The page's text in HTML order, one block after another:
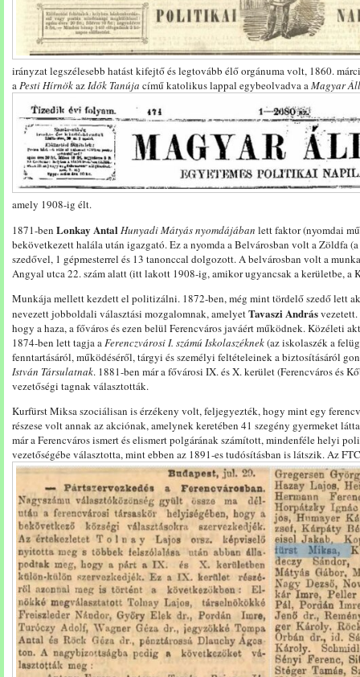
irányzat legszélesebb hatást kifejtő és legtovább élő orgánuma volt, 1860.
aPesti HírnökazIdők Tanúja című katolikus lappal egybeolvadva aMagyar
amely 1908-ig élt.
1871-ben Lonkay Antal Hunyadi Mátyás nyomdájában lett faktor (nyomdai
bekövetkezett halála után igazgató. Ez a nyomda a Belvárosban volt a Zöldfa
szedővel, 1 gépmesterrel és 13 tanonccal dolgozott. A belvárosban volt a
Angyal utca 22. szám alatt (itt lakott 1908-ig, amikor ugyancsak a kerületbe, a
Munkája mellett kezdett el politizálni. 1872-ben, még mint tördelő szedő lett
nevezett jobboldali választási mozgalomnak, amelyetTavaszi András
hogy a haza, a főváros és ezen belül Ferencváros javáért működnek. Közéleti
1874-ben lett tagja aFerenczvárosi I. számú Iskolaszéknek(az iskolaszék a
fenntartásáról, működéséről, tárgyi és személyi feltételeinek a biztosításáról
István Társulatnak. 1881-ben már a fővárosi IX. és X. kerület (Ferencváros és
vezetőségi tagnak választották.
Kurfürst Miksa szociálisan is érzékeny volt, feljegyezték, hogy mint egy
részese volt annak az akciónak, amelynek keretében 41 szegény gyermeket
már a Ferencváros ismert és elismert polgárának számított, mindenféle helyi
vezetőségébe választotta, mint ebben az 1891-es tudósításban is látszik.Az